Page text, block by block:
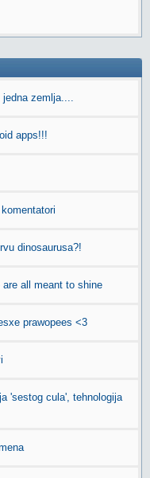
jedna zemlja....
apps!!!
dinosaurusa?!
are all meant to shine
prawopees <3
'sestog cula', tehnologija